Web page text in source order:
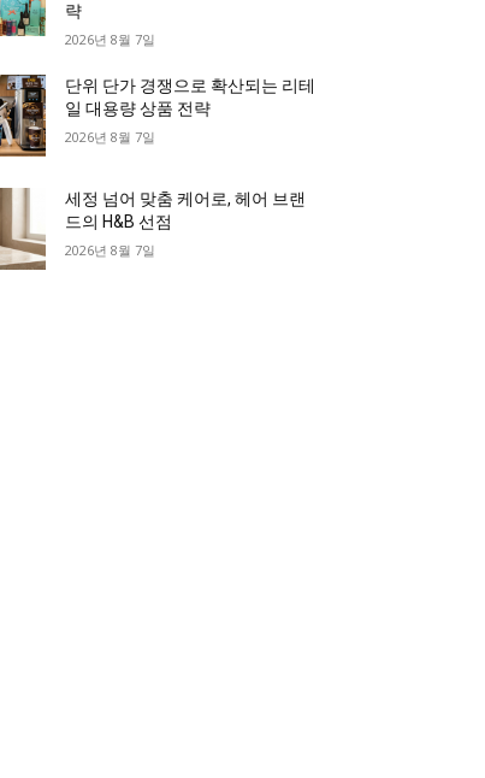
략
2026년 8월 7일
단위 단가 경쟁으로 확산되는 리테
일 대용량 상품 전략
2026년 8월 7일
세정 넘어 맞춤 케어로, 헤어 브랜
드의 H&B 선점
2026년 8월 7일